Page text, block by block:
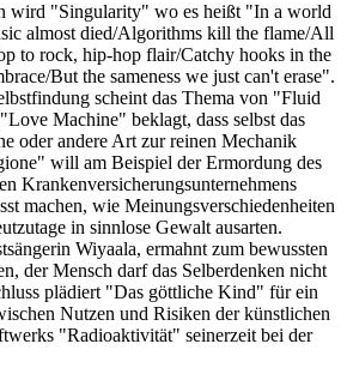
wird "Singularity" wo es heißt "In a world
almost died/Algorithms kill the flame/All
to rock, hip-hop flair/Catchy hooks in the
But the sameness we just can't erase".
scheint das Thema von "Fluid
Machine" beklagt, dass selbst das
oder andere Art zur reinen Mechanik
will am Beispiel der Ermordung des
Krankenversicherungsunternehmens
machen, wie Meinungsverschiedenheiten
in sinnlose Gewalt ausarten.
Wiyaala, ermahnt zum bewussten
der Mensch darf das Selberdenken nicht
plädiert "Das göttliche Kind" für ein
Nutzen und Risiken der künstlichen
"Radioaktivität" seinerzeit bei der